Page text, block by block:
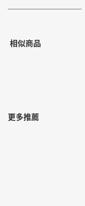
相似商品
更多推薦